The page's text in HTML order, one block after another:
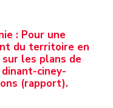
: Pour une
du territoire en
les plans de
ciney-
(rapport).